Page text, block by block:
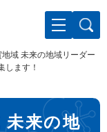
域 未来の地域リーダー
します！
未来の地